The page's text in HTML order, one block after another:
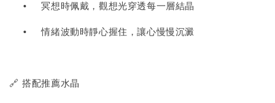
• 冥想時佩戴，觀想光穿透每一層結晶
• 情緒波動時靜心握住，讓心慢慢沉澱
🔗 搭配推薦水晶